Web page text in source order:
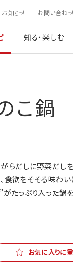
お知らせ お問い合わ
知る・楽しむ
こ鍋
らだしに野菜だし
食欲をそそる味わ
がたっぷり入った鍋
お気に入りに